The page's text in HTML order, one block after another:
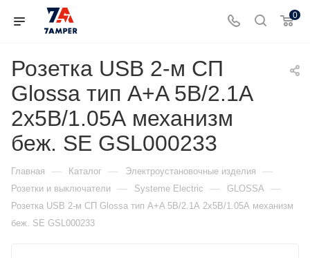
0
Розетка USB 2-м СП
Glossa тип A+A 5В/2.1А
2х5В/1.05А механизм
беж. SE GSL000233
Главная — Каталог — Электроустановочные изделия —
Розетки и выключатели — Systeme Electric — GLOSSA —
Розетка USB 2-м СП Glossa тип A+A 5В/2.1А 2х5В/1.05А механизм
беж. SE GSL000233